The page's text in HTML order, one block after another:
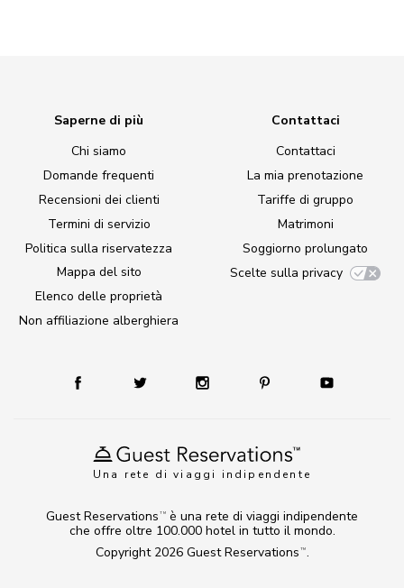
Una rete di viaggi indipendente
Saperne di più
Chi siamo
Domande frequenti
Recensioni dei clienti
Termini di servizio
Politica sulla riservatezza
Mappa del sito
Elenco delle proprietà
Non affiliazione alberghiera
Contattaci
Contattaci
La mia prenotazione
Tariffe di gruppo
Matrimoni
Soggiorno prolungato
Scelte sulla privacy
Copyright 2026 Guest Reservations TM .
Guest Reservations TM
è una rete di viaggi indipendente
che offre oltre 100.000 hotel in tutto il mondo.